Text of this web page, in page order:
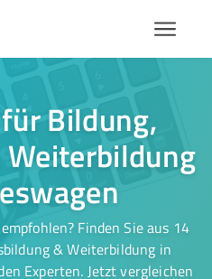
Bildung,
Finden Sie aus 14
& Weiterbildung in
Experten. Jetzt vergleichen